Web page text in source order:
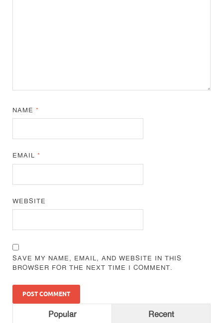
NAME*
EMAIL*
WEBSITE
SAVE MY NAME, EMAIL, AND WEBSITE IN THIS
BROWSER FOR THE NEXT TIME I COMMENT.
Popular Recent